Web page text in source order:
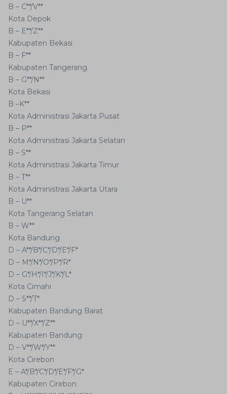
B – C**/V**
Kota Depok
B – E**/Z**
Kabupaten Bekasi
B – F**
Kabupaten Tangerang
B – G**/N**
Kota Bekasi
B –K**
Kota Administrasi Jakarta Pusat
B – P**
Kota Administrasi Jakarta Selatan
B – S**
Kota Administrasi Jakarta Timur
B – T**
Kota Administrasi Jakarta Utara
B – U**
Kota Tangerang Selatan
B – W**
Kota Bandung
D – A**/B*/C*/D*/E*/F*
D – M*/N*/O*/P*/R*
D – G*/H*/I*/J*/K*/L*
Kota Cimahi
D – S**/T*
Kabupaten Bandung Barat
D – U**/X**/Z**
Kabupaten Bandung
D – V**/W*/Y**
Kota Cirebon
E – A*/B*/C*/D*/E*/F*/G*
Kabupaten Cirebon